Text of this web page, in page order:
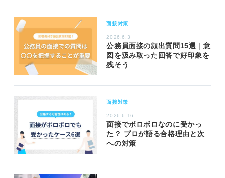
面接対策
2026.6.3
公務員面接の頻出質問15選｜意
図を汲み取った回答で好印象を
残そう
面接対策
2026.6.16
面接でボロボロなのに受かっ
た？ プロが語る合格理由と次
への対策